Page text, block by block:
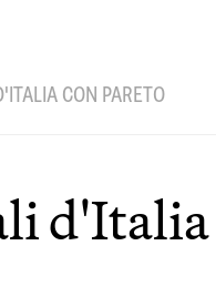
CON PARETO
d'Italia